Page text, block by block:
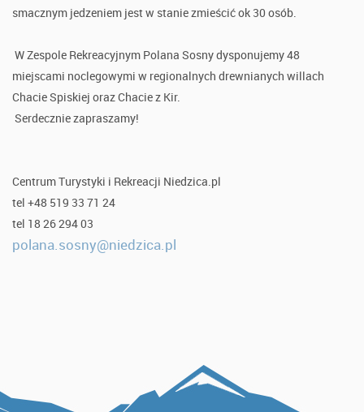
smacznym jedzeniem jest w stanie zmieścić ok 30 osób.
W Zespole Rekreacyjnym Polana Sosny dysponujemy 48
miejscami noclegowymi w regionalnych drewnianych willach
Chacie Spiskiej oraz Chacie z Kir.
Serdecznie zapraszamy!
Centrum Turystyki i Rekreacji Niedzica.pl
tel +48 519 33 71 24
tel 18 26 294 03
polana.sosny@niedzica.pl